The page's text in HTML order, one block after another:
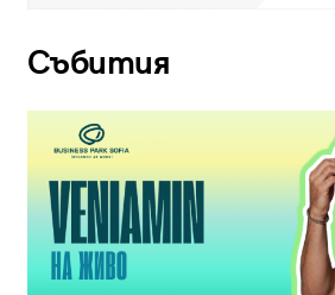
Събития